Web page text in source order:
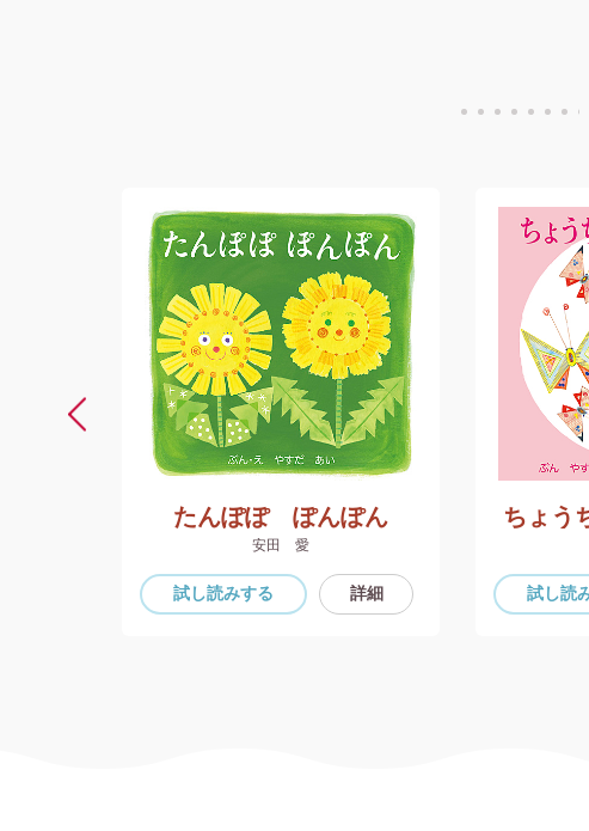
たんぽぽ ぽんぽん
安田 愛
試し読みする 詳細
ちょう
試し読